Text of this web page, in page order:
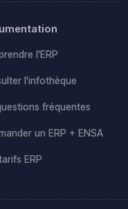
l'ERP
l'infothèque
fréquentes
un ERP + ENSA
ERP